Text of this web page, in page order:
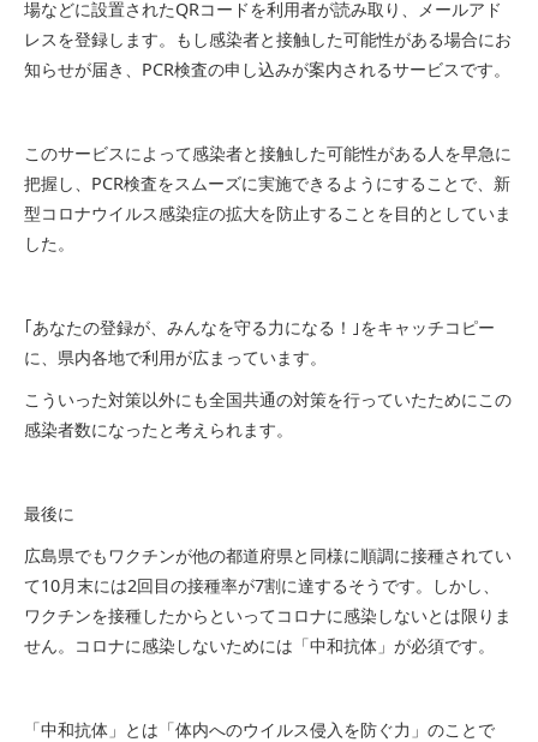
場などに設置されたQRコードを利用者が読み取り、メールアド
レスを登録します。もし感染者と接触した可能性がある場合にお
知らせが届き、PCR検査の申し込みが案内されるサービスです。
このサービスによって感染者と接触した可能性がある人を早急に
把握し、PCR検査をスムーズに実施できるようにすることで、新
型コロナウイルス感染症の拡大を防止することを目的としていま
した。
｢あなたの登録が、みんなを守る力になる！｣をキャッチコピー
に、県内各地で利用が広まっています。
こういった対策以外にも全国共通の対策を行っていたためにこの
感染者数になったと考えられます。
最後に
広島県でもワクチンが他の都道府県と同様に順調に接種されてい
て10月末には2回目の接種率が7割に達するそうです。しかし、
ワクチンを接種したからといってコロナに感染しないとは限りま
せん。コロナに感染しないためには「中和抗体」が必須です。
「中和抗体」とは「体内へのウイルス侵入を防ぐ力」のことで